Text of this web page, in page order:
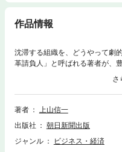
作品情報
沈滞する組織を、どうやって劇
革請負人」と呼ばれる著者が、
開する。戦略の立て方やリーダ
著者
上山信一
出版社
朝日新聞出版
ジャンル
ビジネス・経済